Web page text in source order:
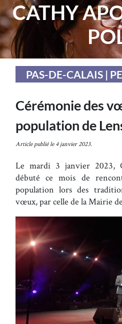
CATHY
PAS-DE-CALAIS |
Cérémonie des
population de
Article publié le 4 janvier 2023.
Le mardi 3 janvier 2023,
débuté ce mois de
population lors des
vœux, par celle de la Mairie